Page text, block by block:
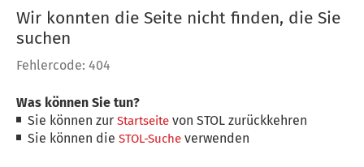
Wir konnten die Seite nicht finden, die Sie
suchen
Fehlercode: 404
Was können Sie tun?
Sie können zurStartseite von STOL zurückkehren
Sie können dieSTOL-Suche verwenden